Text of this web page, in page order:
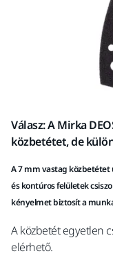
Válasz: A Mirka
közbetétet, de
A 7 mm vastag
és kontúros felületek
kényelmet biztosít a
A közbetét egyetlen
elérhető.